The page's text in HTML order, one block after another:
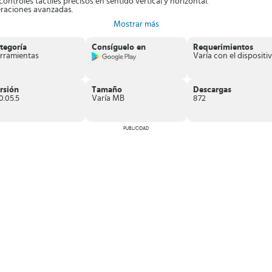
avanzadas.
área, temperatura, volumen, distancia, entre otros.
tu equipo en una potente calculadora, con la opción de usar funciones
Mostrar más
Consíguelo en
Requerimientos
Varía con el
Tamaño
Varía MB
Descargas
872
PUBLICIDAD